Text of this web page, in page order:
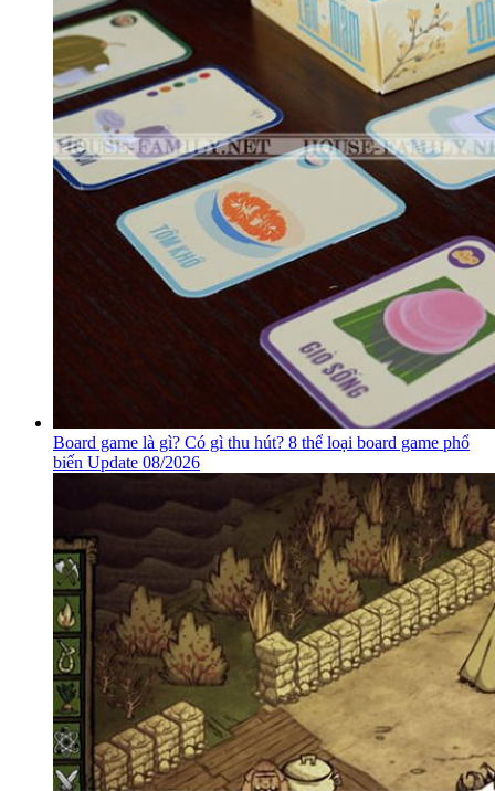
Board game là gì? Có gì thu hút? 8 thể loại board game phổ
biến Update 08/2026